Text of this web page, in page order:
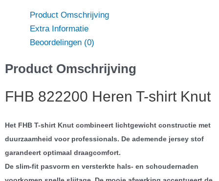
Product Omschrijving
Extra Informatie
Beoordelingen (0)
Product Omschrijving
FHB 822200 Heren T-shirt Knut
Het FHB T-shirt Knut combineert lichtgewicht constructie met
duurzaamheid voor professionals. De ademende jersey stof
garandeert optimaal draagcomfort.
De slim-fit pasvorm en versterkte hals- en schoudernaden